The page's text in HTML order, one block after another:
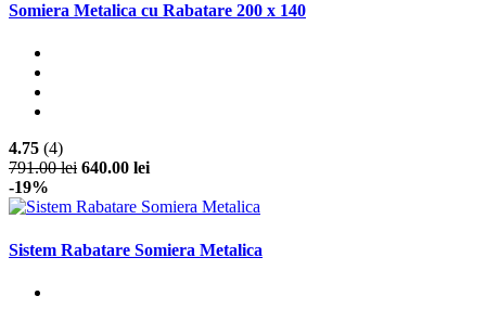
Somiera Metalica cu Rabatare 200 x 140
4.75 (4)
791.00 lei 640.00 lei
-19%
Sistem Rabatare Somiera Metalica